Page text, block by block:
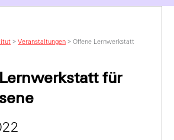
> Veranstaltungen > Offene Lernwerkstatt
für